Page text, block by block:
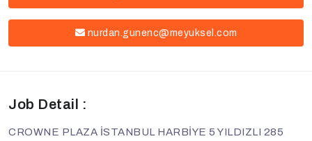
nurdan.gunenc@meyuksel.com
Job Detail :
CROWNE PLAZA İSTANBUL HARBİYE 5 YILDIZLI 285